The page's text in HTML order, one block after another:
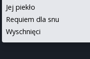
Jej piekło
Requiem dla snu
Wyschnięci